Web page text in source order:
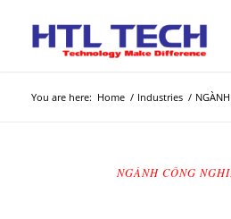
You are here: Home / Industries /
NGÀNH CÔNG